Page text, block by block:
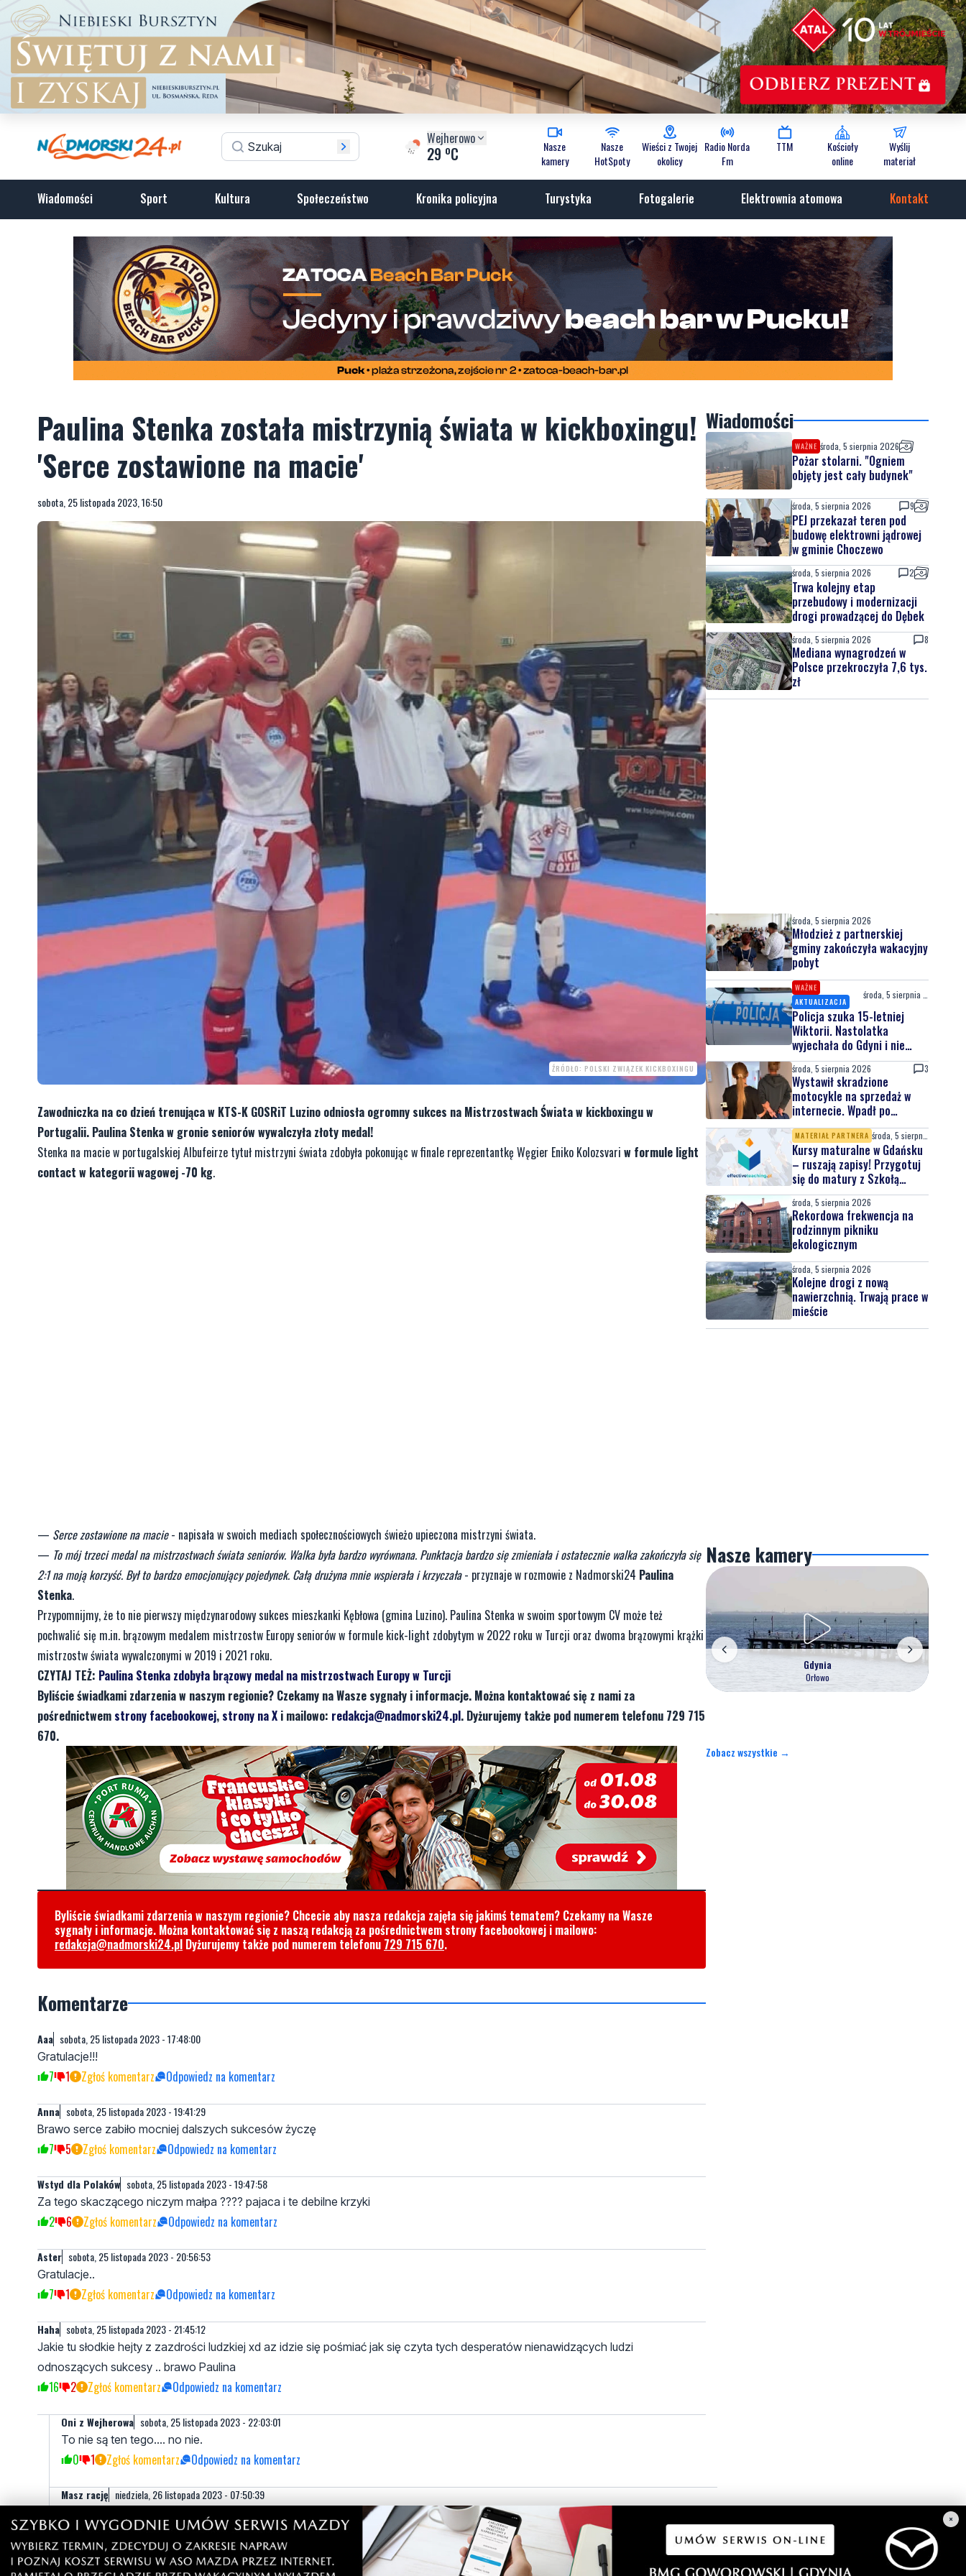
Wejherowo
29 oC
Nasze
kamery
Nasze
HotSpoty
Wieści z Twojej
okolicy
Radio Norda
Fm
TTM
Kościoły
online
Wyślij
materiał
Wiadomości Sport Kultura Społeczeństwo Kronika policyjna Turystyka Fotogalerie Elektrownia atomowa Kontakt
Paulina Stenka została mistrzynią świata w kickboxingu!
'Serce zostawione na macie'
sobota, 25 listopada 2023, 16:50
ŹRÓDŁO: POLSKI ZWIĄZEK KICKBOXINGU
Zawodniczka na co dzień trenująca w KTS-K GOSRiT Luzino odniosła ogromny sukces na Mistrzostwach Świata w kickboxingu w
Portugalii. Paulina Stenka w gronie seniorów wywalczyła złoty medal!
Stenka na macie w portugalskiej Albufeirze tytuł mistrzyni świata zdobyła pokonując w finale reprezentantkę Węgier Eniko Kolozsvari w formule light
contact w kategorii wagowej -70 kg.
— Serce zostawione na macie- napisała w swoich mediach społecznościowych świeżo upieczona mistrzyni świata.
— To mój trzeci medal na mistrzostwach świata seniorów. Walka była bardzo wyrównana. Punktacja bardzo się zmieniała i ostatecznie walka zakończyła się
2:1 na moją korzyść. Był to bardzo emocjonujący pojedynek. Całą drużyna mnie wspierała i krzyczała- przyznaje w rozmowie z Nadmorski24 Paulina
Stenka.
Przypomnijmy, że to nie pierwszy międzynarodowy sukces mieszkanki Kębłowa (gmina Luzino). Paulina Stenka w swoim sportowym CV może też
pochwalić się m.in. brązowym medalem mistrzostw Europy seniorów w formule kick-light zdobytym w 2022 roku w Turcji oraz dwoma brązowymi krążki
mistrzostw świata wywalczonymi w 2019 i 2021 roku.
CZYTAJ TEŻ: Paulina Stenka zdobyła brązowy medal na mistrzostwach Europy w Turcji
Byliście świadkami zdarzenia w naszym regionie? Czekamy na Wasze sygnały i informacje. Można kontaktować się z nami za
pośrednictwem strony facebookowej, strony na X i mailowo: redakcja@nadmorski24.pl. Dyżurujemy także pod numerem telefonu 729 715
670.
Byliście świadkami zdarzenia w naszym regionie? Chcecie aby nasza redakcja zajęła się jakimś tematem? Czekamy na Wasze
sygnały i informacje. Można kontaktować się z naszą redakcją za pośrednictwem strony facebookowej i mailowo:
redakcja@nadmorski24.pl Dyżurujemy także pod numerem telefonu 729 715 670.
Komentarze
Aaa sobota, 25 listopada 2023 - 17:48:00
Gratulacje!!!
7 1 Zgłoś komentarz Odpowiedz na komentarz
Anna sobota, 25 listopada 2023 - 19:41:29
Brawo serce zabiło mocniej dalszych sukcesów życzę
7 5 Zgłoś komentarz Odpowiedz na komentarz
Wstyd dla Polaków sobota, 25 listopada 2023 - 19:47:58
Za tego skaczącego niczym małpa ???? pajaca i te debilne krzyki
2 6 Zgłoś komentarz Odpowiedz na komentarz
Aster sobota, 25 listopada 2023 - 20:56:53
Gratulacje..
7 1 Zgłoś komentarz Odpowiedz na komentarz
Haha sobota, 25 listopada 2023 - 21:45:12
Jakie tu słodkie hejty z zazdrości ludzkiej xd az idzie się pośmiać jak się czyta tych desperatów nienawidzących ludzi
odnoszących sukcesy .. brawo Paulina
16 2 Zgłoś komentarz Odpowiedz na komentarz
Oni z Wejherowa sobota, 25 listopada 2023 - 22:03:01
To nie są ten tego.... no nie.
0 1 Zgłoś komentarz Odpowiedz na komentarz
Masz rację niedziela, 26 listopada 2023 - 07:50:39
Dziewczyna ciężko na to pracowała z całym zespołem a komuś żal dupę ściska pewnie nic im w życiu nie wyszło albo mąż
kradnie sąsiadom kosiarki w Gowinie.
9 2 Zgłoś komentarz Odpowiedz na komentarz
Wiadomości
WAŻNE środa, 5 sierpnia 2026
Pożar stolarni. "Ogniem
objęty jest cały budynek"
środa, 5 sierpnia 2026 9
PEJ przekazał teren pod
budowę elektrowni jądrowej
w gminie Choczewo
środa, 5 sierpnia 2026 2
Trwa kolejny etap
przebudowy i modernizacji
drogi prowadzącej do Dębek
środa, 5 sierpnia 2026 8
Mediana wynagrodzeń w
Polsce przekroczyła 7,6 tys.
zł
środa, 5 sierpnia 2026
Młodzież z partnerskiej
gminy zakończyła wakacyjny
pobyt
WAŻNE
AKTUALIZACJA
Policja szuka 15-letniej
Wiktorii. Nastolatka
wyjechała do Gdyni i nie
wróciła
środa, 5 sierpnia 2026 3
Wystawił skradzione
motocykle na sprzedaż w
internecie. Wpadł po
zgłoszeniu właściciela
MATERIAŁ PARTNERA
Kursy maturalne w Gdańsku
– ruszają zapisy! Przygotuj
się do matury z Szkołą
Effective Teaching!
środa, 5 sierpnia 2026
Rekordowa frekwencja na
rodzinnym pikniku
ekologicznym
środa, 5 sierpnia 2026
Kolejne drogi z nową
nawierzchnią. Trwają prace w
mieście
Nasze kamery
Gdynia
Orłowo
Zobacz wszystkie →
×